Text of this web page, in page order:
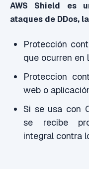
AWS Shield es
ataques de DDos,
Protección
que ocurren en
Proteccion
web o
Si se usa con
se recibe
integral contra